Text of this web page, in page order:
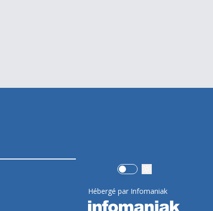
Use setting
Hébergé par Infomaniak